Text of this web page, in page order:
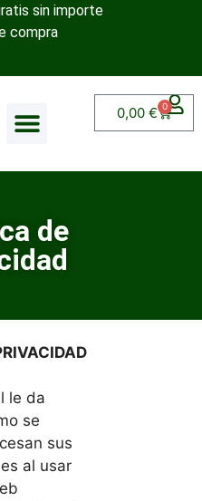
sin importe
compra
0,00 € 0
de
le da
se
sus
al usar